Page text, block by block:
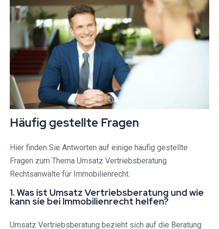
Häufig gestellte Fragen
Hier finden Sie Antworten auf einige häufig gestellte
Fragen zum Thema Umsatz Vertriebsberatung
Rechtsanwälte für Immobilienrecht.
1. Was ist Umsatz Vertriebsberatung und wie
kann sie bei Immobilienrecht helfen?
Umsatz Vertriebsberatung bezieht sich auf die Beratung